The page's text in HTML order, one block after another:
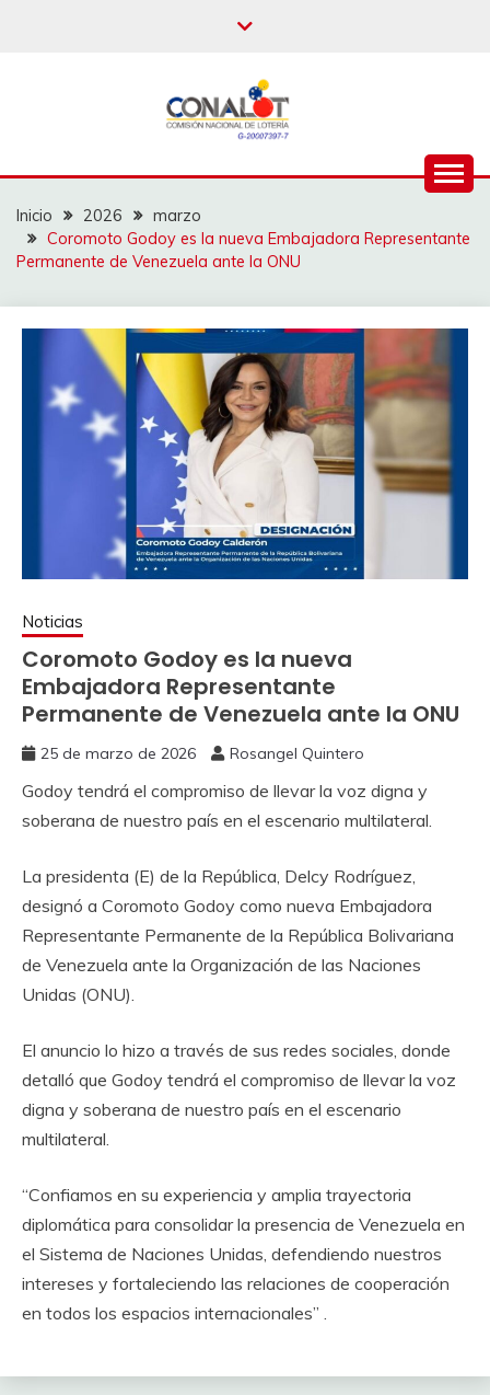
Inicio 2026
marzo
Coromoto Godoy es la nueva Embajadora Representante
Permanente de Venezuela ante la ONU
Noticias
Coromoto Godoy es la nueva
Embajadora Representante
Permanente de Venezuela ante la ONU
25 de marzo de 2026 Rosangel Quintero
Godoy tendrá el compromiso de llevar la voz digna y
soberana de nuestro país en el escenario multilateral.
La presidenta (E) de la República, Delcy Rodríguez,
designó a Coromoto Godoy como nueva Embajadora
Representante Permanente de la República Bolivariana
de Venezuela ante la Organización de las Naciones
Unidas (ONU).
El anuncio lo hizo a través de sus redes sociales, donde
detalló que Godoy tendrá el compromiso de llevar la voz
digna y soberana de nuestro país en el escenario
multilateral.
“Confiamos en su experiencia y amplia trayectoria
diplomática para consolidar la presencia de Venezuela en
el Sistema de Naciones Unidas, defendiendo nuestros
intereses y fortaleciendo las relaciones de cooperación
en todos los espacios internacionales” .